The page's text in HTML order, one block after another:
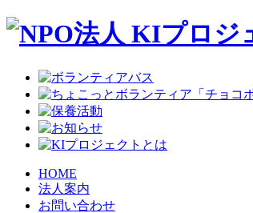
HOME
法人案内
お問い合わせ